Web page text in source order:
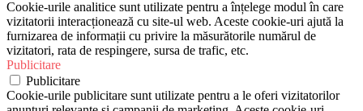
Cookie-urile analitice sunt utilizate pentru a înțelege modul în care
vizitatorii interacționează cu site-ul web. Aceste cookie-uri ajută la
furnizarea de informații cu privire la măsurătorile numărul de
vizitatori, rata de respingere, sursa de trafic, etc.
Publicitare
Publicitare
Cookie-urile publicitare sunt utilizate pentru a le oferi vizitatorilor